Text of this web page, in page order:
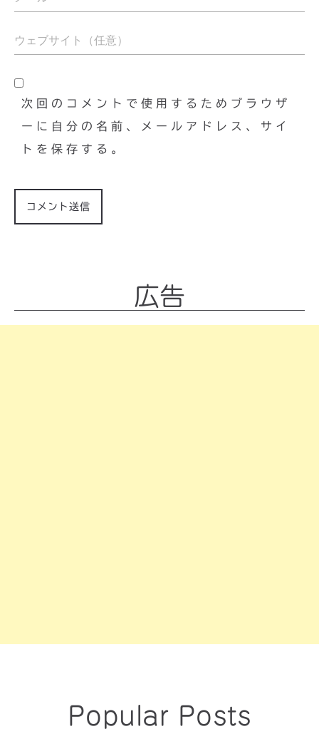
次回のコメントで使用するためブラウザ
ーに自分の名前、メールアドレス、サイ
トを保存する。
広告
Popular Posts